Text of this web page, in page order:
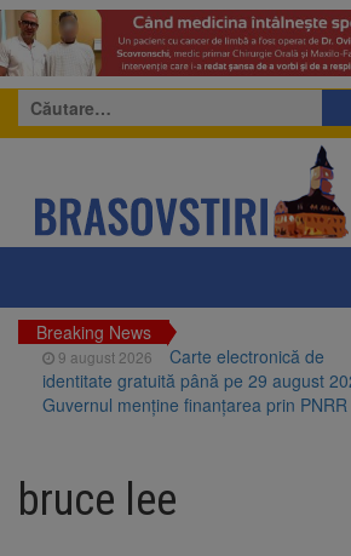
Caută
după:
Breaking News
9 august 2026
Carte electronică de
identitate gratuită până pe 29 august
Guvernul menține finanțarea prin PNRR
Brașovului vor fi restaurate. Contractul de
finanțare a fost semnat
bruce lee